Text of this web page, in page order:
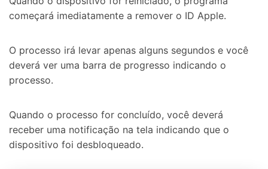
começará imediatamente a remover o ID Apple.
O processo irá levar apenas alguns segundos e você
deverá ver uma barra de progresso indicando o
processo.
Quando o processo for concluído, você deverá
receber uma notificação na tela indicando que o
dispositivo foi desbloqueado.